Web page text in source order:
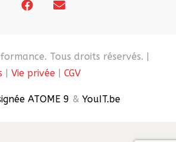
Tous droits réservés. |
| Vie privée | CGV
ATOME 9 & YouIT.be